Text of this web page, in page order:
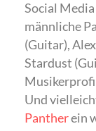
Social
männliche
(Guitar),
Stardust
Und
Pantherein